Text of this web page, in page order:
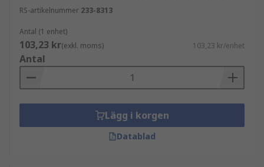
RS-artikelnummer 233-8313
Antal (1 enhet)
103,23 kr(exkl. moms) 103,23 kr/enhet
Antal
Lägg i korgen
Datablad